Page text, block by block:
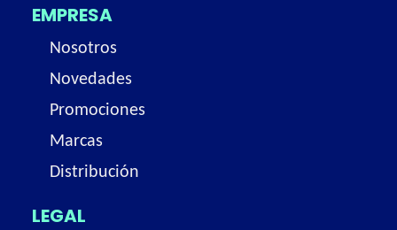
EMPRESA
Nosotros
Novedades
Promociones
Marcas
Distribución
LEGAL